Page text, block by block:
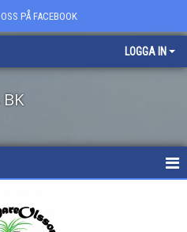
PÅ FACEBOOK
LOGGA IN